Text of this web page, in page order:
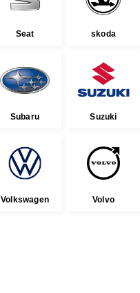
Seat skoda
Subaru Suzuki
Volkswagen Volvo